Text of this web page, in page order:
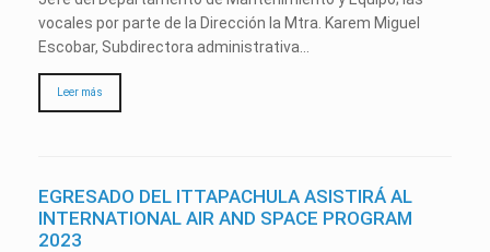
vocales por parte de la Dirección la Mtra. Karem Miguel
Escobar, Subdirectora administrativa…
Leer más
EGRESADO DEL ITTAPACHULA ASISTIRÁ AL
INTERNATIONAL AIR AND SPACE PROGRAM
2023